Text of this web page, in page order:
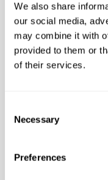
We also share
our social media,
may combine it with
provided to them or
of their services.
Selection
Necessary
Preferences
Elle est
particulières
maison de
conventionné
Comment
Résidence
Ces aides n’étant
Séniors, nous